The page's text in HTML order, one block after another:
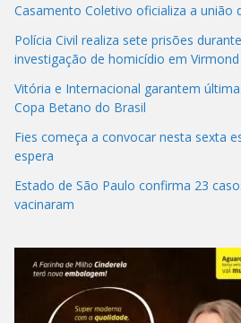
Casamento Coletivo oficializa a união
Polícia Civil realiza sete prisões
investigação de homicídio em Virmond
Vitória e Internacional garantem
Copa Betano do Brasil
Fies começa a convocar nesta sexta
espera
Estado de São Paulo confirma 23
vacinaram